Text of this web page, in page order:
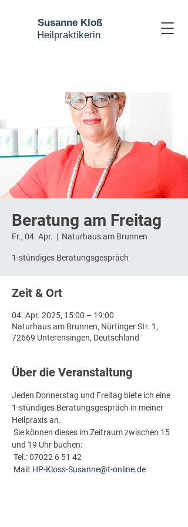
Susanne Kloß
Heilpraktikerin
Beratung am Freitag
Fr., 04. Apr.
  |
Naturhaus am Brunnen
1-stündiges Beratungsgespräch
Zeit & Ort
04. Apr. 2025, 15:00 – 19:00
Naturhaus am Brunnen, Nürtinger Str. 1,
72669 Unterensingen, Deutschland
Über die Veranstaltung
Jeden Donnerstag und Freitag biete ich eine
1-stündiges Beratungsgespräch in meiner
Heilpraxis an.
Sie können dieses im Zeitraum zwischen 15
und 19 Uhr buchen:
Tel.: 07022 6 51 42
Mail: HP-Kloss-Susanne@t-online.de